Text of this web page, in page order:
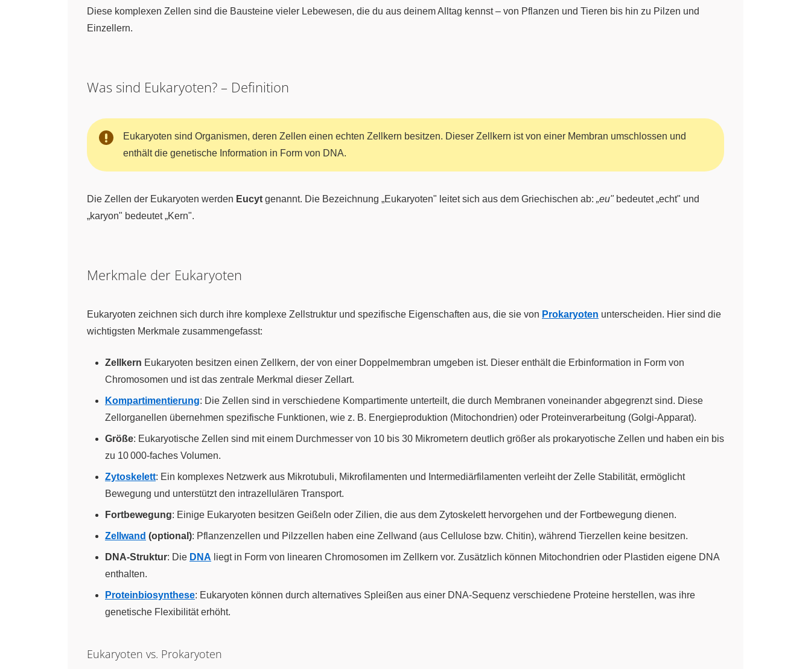
Diese komplexen Zellen sind die Bausteine vieler Lebewesen, die du aus deinem Alltag kennst – von Pflanzen und Tieren bis hin zu Pilzen und
Einzellern.
Was sind Eukaryoten? – Definition
Eukaryoten sind Organismen, deren Zellen einen echten Zellkern besitzen. Dieser Zellkern ist von einer Membran umschlossen und
enthält die genetische Information in Form von DNA.
Die Zellen der Eukaryoten werden Eucyt genannt. Die Bezeichnung „Eukaryoten" leitet sich aus dem Griechischen ab: „eu"bedeutet „echt" und
„karyon" bedeutet „Kern".
Merkmale der Eukaryoten
Eukaryoten zeichnen sich durch ihre komplexe Zellstruktur und spezifische Eigenschaften aus, die sie von Prokaryoten unterscheiden. Hier sind die
wichtigsten Merkmale zusammengefasst:
Zellkern Eukaryoten besitzen einen Zellkern, der von einer Doppelmembran umgeben ist. Dieser enthält die Erbinformation in Form von
Chromosomen und ist das zentrale Merkmal dieser Zellart.
Kompartimentierung: Die Zellen sind in verschiedene Kompartimente unterteilt, die durch Membranen voneinander abgegrenzt sind. Diese
Zellorganellen übernehmen spezifische Funktionen, wie z. B. Energieproduktion (Mitochondrien) oder Proteinverarbeitung (Golgi-Apparat).
Größe: Eukaryotische Zellen sind mit einem Durchmesser von 10 bis 30 Mikrometern deutlich größer als prokaryotische Zellen und haben ein bis
zu 10 000-faches Volumen.
Zytoskelett: Ein komplexes Netzwerk aus Mikrotubuli, Mikrofilamenten und Intermediärfilamenten verleiht der Zelle Stabilität, ermöglicht
Bewegung und unterstützt den intrazellulären Transport.
Fortbewegung: Einige Eukaryoten besitzen Geißeln oder Zilien, die aus dem Zytoskelett hervorgehen und der Fortbewegung dienen.
Zellwand (optional): Pflanzenzellen und Pilzzellen haben eine Zellwand (aus Cellulose bzw. Chitin), während Tierzellen keine besitzen.
DNA-Struktur: Die DNA liegt in Form von linearen Chromosomen im Zellkern vor. Zusätzlich können Mitochondrien oder Plastiden eigene DNA
enthalten.
Proteinbiosynthese: Eukaryoten können durch alternatives Spleißen aus einer DNA-Sequenz verschiedene Proteine herstellen, was ihre
genetische Flexibilität erhöht.
Eukaryoten vs. Prokaryoten